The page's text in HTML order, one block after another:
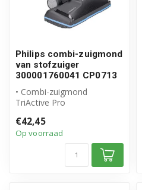
Philips combi-zuigmond
van stofzuiger
300001760041 CP0713
• Combi-zuigmond
TriActive Pro
• Artikelnummer: 30...
€42,45
Op voorraad